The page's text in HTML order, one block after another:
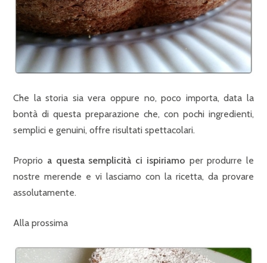
Che la storia sia vera oppure no, poco importa, data la
bontà di questa preparazione che, con pochi ingredienti,
semplici e genuini, offre risultati spettacolari.
Proprio a questa semplicità ci ispiriamo per produrre le
nostre merende e vi lasciamo con la ricetta, da provare
assolutamente.
Alla prossima